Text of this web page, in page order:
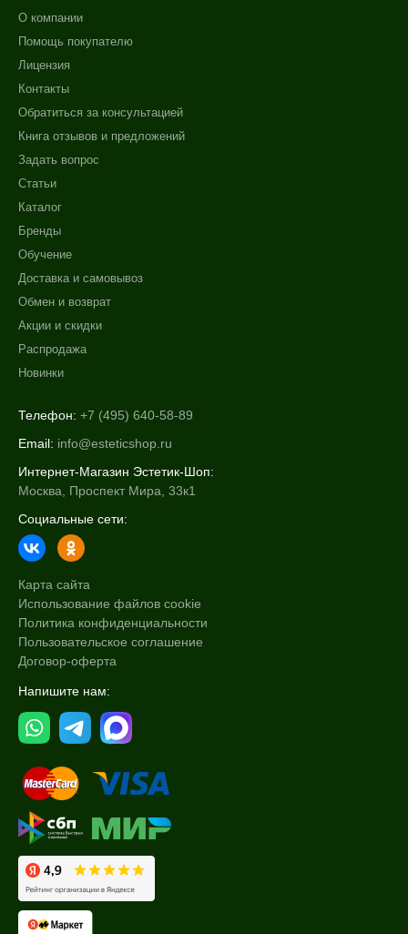
О компании
Помощь покупателю
Лицензия
Контакты
Обратиться за консультацией
Книга отзывов и предложений
Задать вопрос
Статьи
Каталог
Бренды
Обучение
Доставка и самовывоз
Обмен и возврат
Акции и скидки
Распродажа
Новинки
Телефон: +7 (495) 640-58-89
Email: info@esteticshop.ru
Интернет-Магазин Эстетик-Шоп:
Москва, Проспект Мира, 33к1
Социальные сети:
Карта сайта
Использование файлов cookie
Политика конфиденциальности
Пользовательское соглашение
Договор-оферта
Напишите нам: